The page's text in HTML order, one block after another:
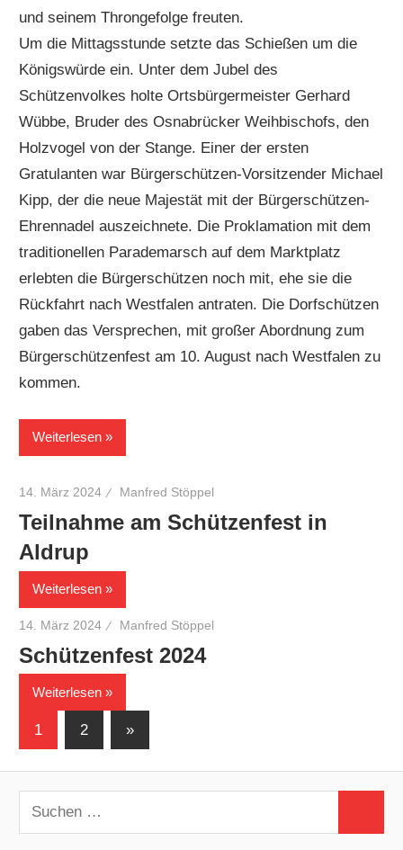
und seinem Throngefolge freuten.
Um die Mittagsstunde setzte das Schießen um die
Königswürde ein. Unter dem Jubel des
Schützenvolkes holte Ortsbürgermeister Gerhard
Wübbe, Bruder des Osnabrücker Weihbischofs, den
Holzvogel von der Stange. Einer der ersten
Gratulanten war Bürgerschützen-Vorsitzender Michael
Kipp, der die neue Majestät mit der Bürgerschützen-
Ehrennadel auszeichnete. Die Proklamation mit dem
traditionellen Parademarsch auf dem Marktplatz
erlebten die Bürgerschützen noch mit, ehe sie die
Rückfahrt nach Westfalen antraten. Die Dorfschützen
gaben das Versprechen, mit großer Abordnung zum
Bürgerschützenfest am 10. August nach Westfalen zu
kommen.
Weiterlesen
14. März 2024 Manfred Stöppel
Teilnahme am Schützenfest in
Aldrup
Weiterlesen
14. März 2024 Manfred Stöppel
Schützenfest 2024
Weiterlesen
Seitennummerierung
Beiträge
1 2
Nächste
»
Suchen
nach: